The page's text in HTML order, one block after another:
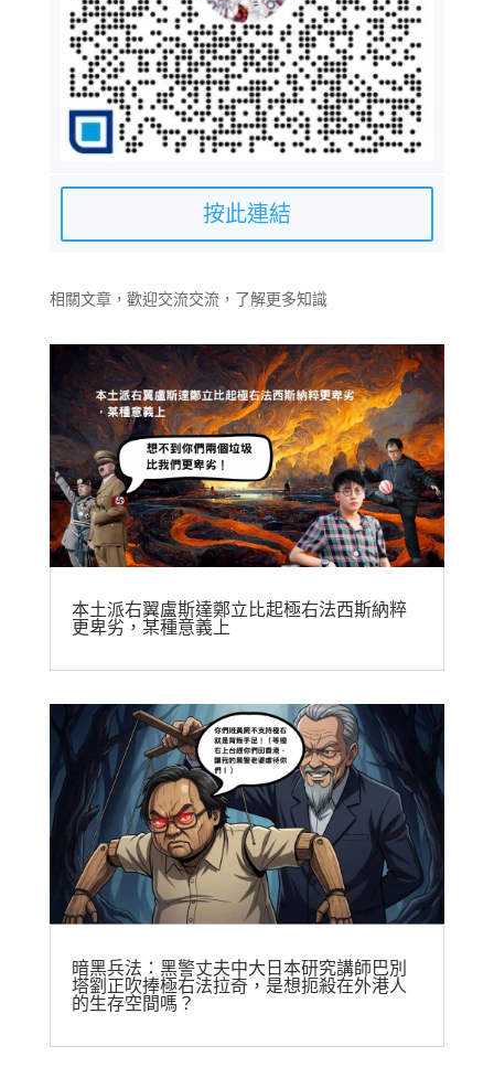
按此連結
相關文章，歡迎交流交流，了解更多知識
本土派右翼盧斯達鄭立比起極右法西斯納粹
更卑劣，某種意義上
暗黑兵法：黑警丈夫中大日本研究講師巴別
塔劉正吹捧極右法拉奇，是想扼殺在外港人
的生存空間嗎？